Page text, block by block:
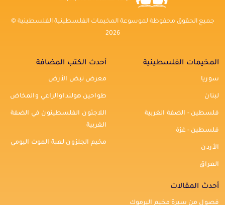
جميع الحقوق محفوظة لموسوعة المخيمات الفلسطينية الفلسطينية ©
2026
المخيمات الفلسطينية
سوريا
لبنان
فلسطين - الضفة الغربية
فلسطين - غزة
الأردن
العراق
أحدث الكتب المضافة
معرض نبض الأرض
طواحين هولنداوالراعي والمخاض
اللاجئون الفلسطينون في الضفة
الغربية
مخيم الجلزون لعبة الموت اليومي
أحدث المقالات
فصول من سيرة مخيم اليرموك